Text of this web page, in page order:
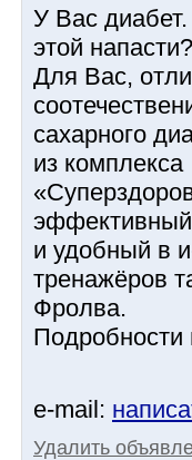
У Вас
этой напасти?
Для Вас,
сахарного
из комплекса
эффективный
и удобный в
тренажёров
Фролва.
Подробности
e-mail:
Удалить